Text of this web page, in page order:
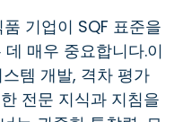
기업이 SQF 표준을
매우 중요합니다.이
템 개발, 격차 평가
전문 지식과 지침을